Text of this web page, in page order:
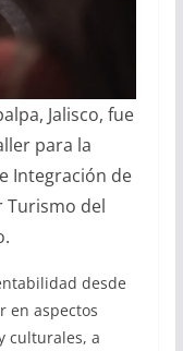
Jalisco, fue
para la
Integración de
Turismo del
desde
en aspectos
culturales, a